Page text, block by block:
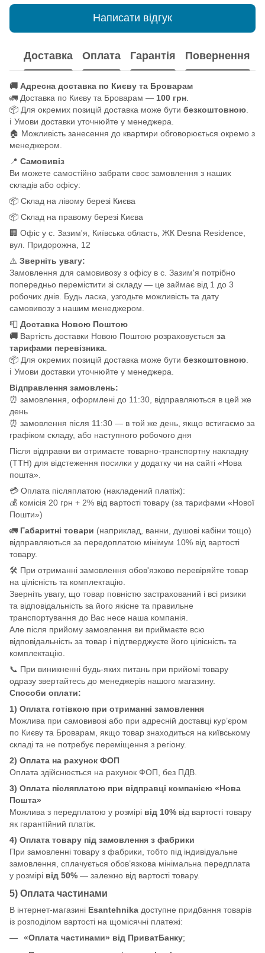
Написати відгук
Доставка Оплата Гарантія Повернення
🚚 Адресна доставка по Києву та Броварам
🚛 Доставка по Києву та Броварам — 100 грн
📦 Для окремих позицій доставка може бути безкоштовною
ℹ️ Умови доставки уточнюйте у менеджера.
🏠 Можливість занесення до квартири обговорюється окремо з
менеджером.
📍 Самовивіз
Ви можете самостійно забрати своє замовлення з наших
складів або офісу:
📦 Склад на лівому березі Києва
📦 Склад на правому березі Києва
🏢 Офіс у с. Зазим'я, Київська область, ЖК Desna Residence,
вул. Придорожна, 12
⚠️ Зверніть увагу:
Замовлення для самовивозу з офісу в с. Зазим'я потрібно
попередньо перемістити зі складу — це займає від 1 до 3
робочих днів. Будь ласка, узгодьте можливість та дату
самовивозу з нашим менеджером.
📮 Доставка Новою Поштою
🚚 Вартість доставки Новою Поштою розраховується за
тарифами перевізника
📦 Для окремих позицій доставка може бути безкоштовною
ℹ️ Умови доставки уточнюйте у менеджера.
Відправлення замовлень:
⏰ замовлення, оформлені до 11:30, відправляються в цей же
день
⏰ замовлення після 11:30 — в той же день, якщо встигаємо за
графіком складу, або наступного робочого дня
Після відправки ви отримаєте товарно-транспортну накладну
(ТТН) для відстеження посилки у додатку чи на сайті «Нова
пошта».
💳 Оплата післяплатою (накладений платіж):
💰 комісія 20 грн + 2% від вартості товару (за тарифами «Нової
Пошти»)
🚛 Габаритні товари (наприклад, ванни, душові кабіни тощо)
відправляються за передоплатою мінімум 10% від вартості
товару.
🛠️ При отриманні замовлення обов'язково перевіряйте товар
на цілісність та комплектацію.
Зверніть увагу, що товар повністю застрахований і всі ризики
та відповідальність за його якісне та правильне
транспортування до Вас несе наша компанія.
Але після прийому замовлення ви приймаєте всю
відповідальність за товар і підтверджуєте його цілісність та
комплектацію.
📞 При виникненні будь-яких питань при прийомі товару
одразу звертайтесь до менеджерів нашого магазину.
Способи оплати:
1) Оплата готівкою при отриманні замовлення
Можлива при самовивозі або при адресній доставці кур’єром
по Києву та Броварам, якщо товар знаходиться на київському
складі та не потребує переміщення з регіону.
2) Оплата на рахунок ФОП
Оплата здійснюється на рахунок ФОП, без ПДВ.
3) Оплата післяплатою при відправці компанією «Нова
Пошта»
Можлива з передплатою у розмірі від 10% від вартості товару
як гарантійний платіж.
4) Оплата товару під замовлення з фабрики
При замовленні товару з фабрики, тобто під індивідуальне
замовлення, сплачується обов’язкова мінімальна передплата
у розмірі від 50% — залежно від вартості товару.
5) Оплата частинами
В інтернет-магазині Esantehnika доступне придбання товарів
із розподілом вартості на щомісячні платежі:
«Оплата частинами» від ПриватБанку;